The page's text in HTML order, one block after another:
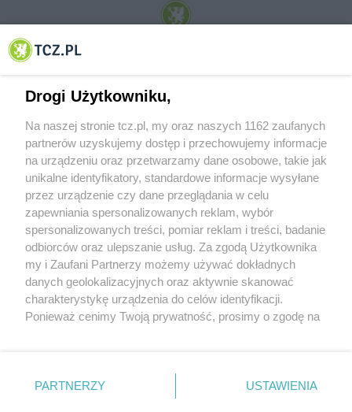
© 2001-2026 Tczew - TCZ.PL Sp. z o.o. Internetowy Serwis Informacyjny Miasta
O FIRMIE POLITYKA PRYWATNOŚCI HOSTING
REKLAMA WSPÓŁPRACA RSS FACEBOOK KONTAKT
Nasze serwisy
Aktualności
Tcz24
Historia miasta
Muzyka i kultura
Archiwum wydarzeń
Zdjęcia miasta
Drogi Użytkowniku,
Na naszej stronie tcz.pl, my oraz naszych 1162 zaufanych
partnerów uzyskujemy dostęp i przechowujemy informacje
na urządzeniu oraz przetwarzamy dane osobowe, takie jak
unikalne identyfikatory, standardowe informacje wysyłane
przez urządzenie czy dane przeglądania w celu
zapewniania spersonalizowanych reklam, wybór
spersonalizowanych treści, pomiar reklam i treści, badanie
odbiorców oraz ulepszanie usług. Za zgodą Użytkownika
my i Zaufani Partnerzy możemy używać dokładnych
danych geolokalizacyjnych oraz aktywnie skanować
charakterystykę urządzenia do celów identyfikacji.
Ponieważ cenimy Twoją prywatność, prosimy o zgodę na
znajdujący się w lewym dolnym rogu strony
. Niektóre
PARTNERZY USTAWIENIA